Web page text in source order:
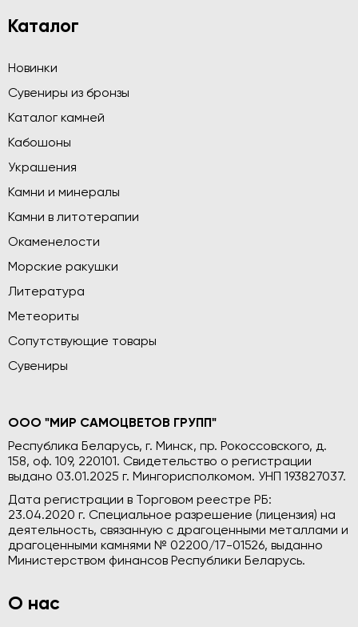
Каталог
Новинки
Сувениры из бронзы
Каталог камней
Кабошоны
Украшения
Камни и минералы
Камни в литотерапии
Окаменелости
Морские ракушки
Литература
Метеориты
Сопутствующие товары
Сувениры
ООО "МИР САМОЦВЕТОВ ГРУПП"
Республика Беларусь, г. Минск, пр. Рокоссовского, д.
158, оф. 109, 220101. Свидетельство о регистрации
выдано 03.01.2025 г. Мингорисполкомом. УНП 193827037.
Дата регистрации в Торговом реестре РБ:
23.04.2020 г. Специальное разрешение (лицензия) на
деятельность, связанную с драгоценными металлами и
драгоценными камнями № 02200/17-01526, выданно
Министерством финансов Республики Беларусь.
О нас